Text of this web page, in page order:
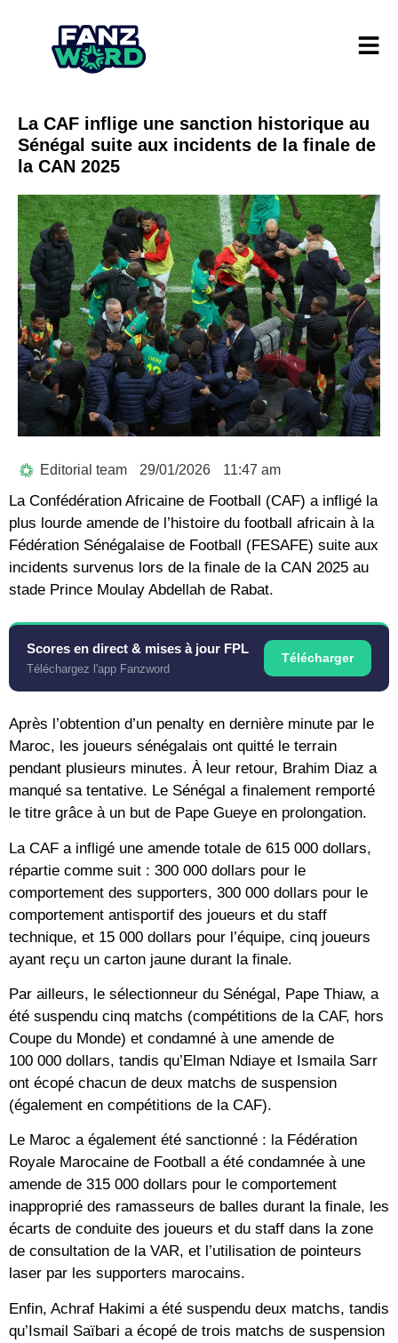
La CAF inflige une sanction historique au
Sénégal suite aux incidents de la finale de
la CAN 2025
Editorial team 29/01/2026 11:47 am
La Confédération Africaine de Football (CAF) a infligé la
plus lourde amende de l’histoire du football africain à la
Fédération Sénégalaise de Football (FESAFE) suite aux
incidents survenus lors de la finale de la CAN 2025 au
stade Prince Moulay Abdellah de Rabat.
Scores en direct & mises à jour FPL
Téléchargez l'app Fanzword
Télécharger
Après l’obtention d’un penalty en dernière minute par le
Maroc, les joueurs sénégalais ont quitté le terrain
pendant plusieurs minutes. À leur retour, Brahim Diaz a
manqué sa tentative. Le Sénégal a finalement remporté
le titre grâce à un but de Pape Gueye en prolongation.
La CAF a infligé une amende totale de 615 000 dollars,
répartie comme suit : 300 000 dollars pour le
comportement des supporters, 300 000 dollars pour le
comportement antisportif des joueurs et du staff
technique, et 15 000 dollars pour l’équipe, cinq joueurs
ayant reçu un carton jaune durant la finale.
Par ailleurs, le sélectionneur du Sénégal, Pape Thiaw, a
été suspendu cinq matchs (compétitions de la CAF, hors
Coupe du Monde) et condamné à une amende de
100 000 dollars, tandis qu’Elman Ndiaye et Ismaila Sarr
ont écopé chacun de deux matchs de suspension
(également en compétitions de la CAF).
Le Maroc a également été sanctionné : la Fédération
Royale Marocaine de Football a été condamnée à une
amende de 315 000 dollars pour le comportement
inapproprié des ramasseurs de balles durant la finale, les
écarts de conduite des joueurs et du staff dans la zone
de consultation de la VAR, et l’utilisation de pointeurs
laser par les supporters marocains.
Enfin, Achraf Hakimi a été suspendu deux matchs, tandis
qu’Ismail Saïbari a écopé de trois matchs de suspension